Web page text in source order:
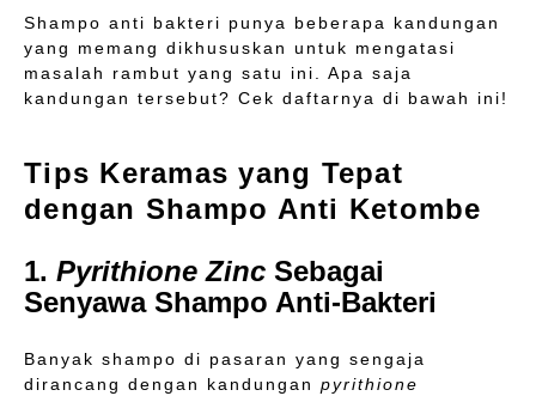
Shampo anti bakteri punya beberapa kandungan
yang memang dikhususkan untuk mengatasi
masalah rambut yang satu ini. Apa saja
kandungan tersebut? Cek daftarnya di bawah ini!
Tips Keramas yang Tepat
dengan Shampo Anti Ketombe
1. Pyrithione Zinc Sebagai
Senyawa Shampo Anti-Bakteri
Banyak shampo di pasaran yang sengaja
dirancang dengan kandungan pyrithione